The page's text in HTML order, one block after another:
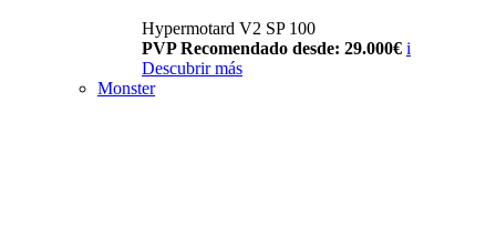
Hypermotard V2 SP 100
PVP Recomendado desde: 29.000€ i
Descubrir más
Monster